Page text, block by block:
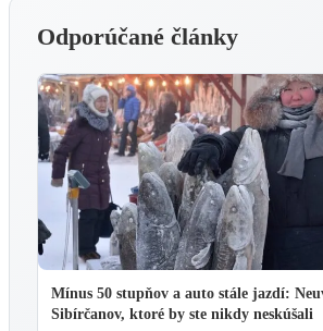
Odporúčané články
Mínus 50 stupňov a auto stále jazdí:
Sibírčanov, ktoré by ste nikdy neskúšali